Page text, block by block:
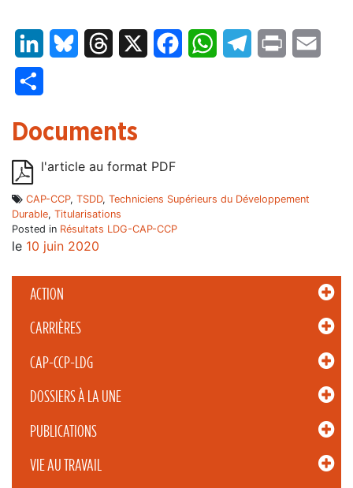
ACTION
CARRIÈRES
CAP-CCP-LDG
DOSSIERS À LA UNE
PUBLICATIONS
VIE AU TRAVAIL
LinkedInBluesky Threads FacebookWhatsAppTelegram
Print
Documents
l'article au format PDF
CAP-CCP, TSDD, Techniciens Supérieurs du Développement
Durable, Titularisations
Posted in Résultats LDG-CAP-CCP
le 10 juin 2020